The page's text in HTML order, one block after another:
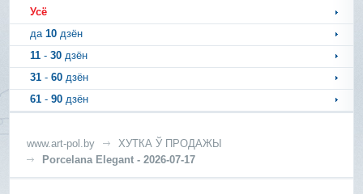
Усё
да10дзён
11 -30 дзён
31 -60 дзён
61 -90 дзён
www.art-pol.by
ХУТКА Ў ПРОДАЖЫ
Porcelana Elegant - 2026-07-17